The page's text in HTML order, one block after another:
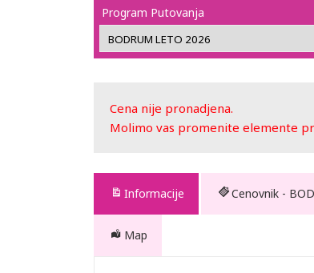
Program Putovanja
Cena nije pronadjena.
Molimo vas promenite elemente
Informacije Cenovnik -
Map